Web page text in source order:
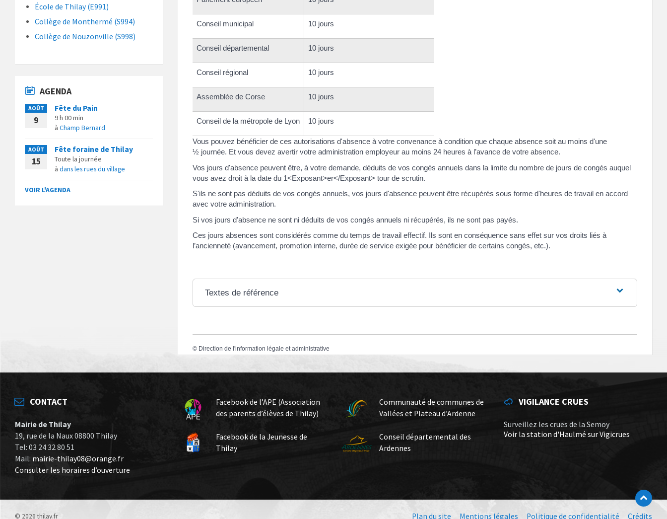
Conseil municipal 10 jours
Conseil départemental 10 jours
Conseil régional 10 jours
Assemblée de Corse 10 jours
Conseil de la métropole de Lyon 10 jours
Vous pouvez bénéficier de ces autorisations d'absence à votre convenance à condition que chaque absence soit au moins d'une
½ journée. Et vous devez avertir votre administration employeur au moins 24 heures à l’avance de votre absence.
Vos jours d'absence peuvent être, à votre demande, déduits de vos congés annuels dans la limite du nombre de jours de congés auquel
vous avez droit à la date du 1<Exposant>er</Exposant> tour de scrutin.
S'ils ne sont pas déduits de vos congés annuels, vos jours d'absence peuvent être récupérés sous forme d'heures de travail en accord
avec votre administration.
Si vos jours d'absence ne sont ni déduits de vos congés annuels ni récupérés, ils ne sont pas payés.
Ces jours absences sont considérés comme du temps de travail effectif. Ils sont en conséquence sans effet sur vos droits liés à
l’ancienneté (avancement, promotion interne, durée de service exigée pour bénéficier de certains congés, etc.).
Textes de référence
© Direction de l'information légale et administrative
École de Thilay (E991)
Collège de Monthermé (S994)
Collège de Nouzonville (S998)
AGENDA
AOÛT
9
Fête du Pain
9 h 00 min
à Champ Bernard
AOÛT
15
Fête foraine de Thilay
Toute la journée
à dans les rues du village
VOIR L'AGENDA
CONTACT
Mairie de Thilay
19, rue de la Naux 08800 Thilay
Tel: 03 24 32 80 51
Mail: mairie-thilay08@orange.fr
Consulter les horaires d’ouverture
Facebook de l’APE (Association
des parents d’élèves de Thilay)
Facebook de la Jeunesse de
Thilay
Communauté de communes de
Vallées et Plateau d’Ardenne
Conseil départemental des
Ardennes
VIGILANCE CRUES
Surveillez les crues de la Semoy
Voir la station d'Haulmé sur Vigicrues
Plan du site Mentions légales Politique de confidentialité Crédits
© 2026 thilay.fr